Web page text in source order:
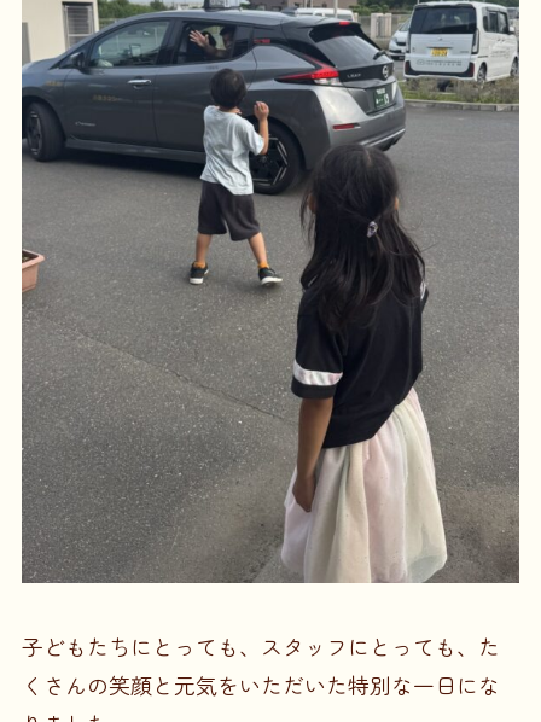
子どもたちにとっても、スタッフにとっても、た
くさんの笑顔と元気をいただいた特別な一日にな